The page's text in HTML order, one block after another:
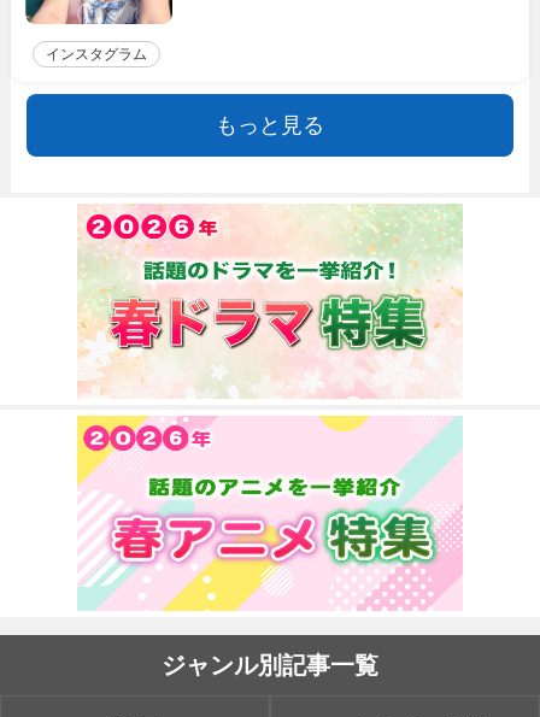
インスタグラム
もっと見る
ジャンル別記事一覧